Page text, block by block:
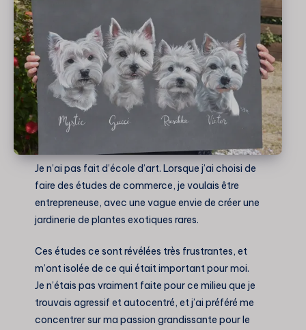
Je n’ai pas fait d’école d’art. Lorsque j’ai choisi de
faire des études de commerce, je voulais être
entrepreneuse, avec une vague envie de créer une
jardinerie de plantes exotiques rares.
Ces études ce sont révélées très frustrantes, et
m’ont isolée de ce qui était important pour moi.
Je n’étais pas vraiment faite pour ce milieu que je
trouvais agressif et autocentré, et j’ai préféré me
concentrer sur ma passion grandissante pour le